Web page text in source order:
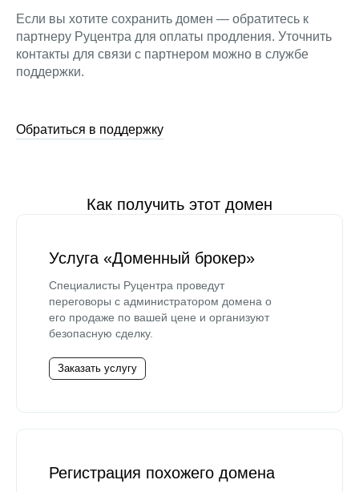
Если вы хотите сохранить домен — обратитесь к
партнеру Руцентра для оплаты продления. Уточнить
контакты для связи с партнером можно в службе
поддержки.
Обратиться в поддержку
Как получить этот домен
Услуга «Доменный брокер»
Специалисты Руцентра проведут
переговоры с администратором домена о
его продаже по вашей цене и организуют
безопасную сделку.
Заказать услугу
Регистрация похожего домена